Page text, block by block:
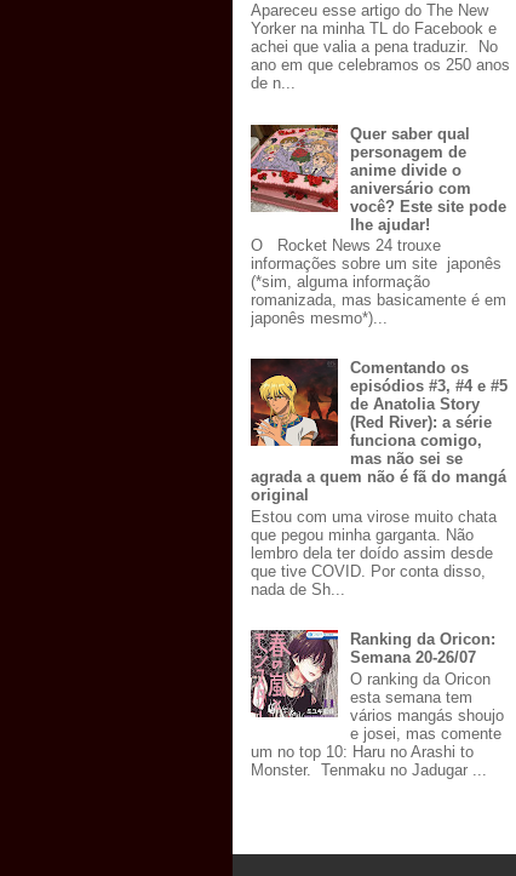
Apareceu esse artigo do The New
Yorker na minha TL do Facebook e
achei que valia a pena traduzir. No
ano em que celebramos os 250 anos
de n...
Quer saber qual
personagem de
anime divide o
aniversário com
você? Este site pode
lhe ajudar!
O Rocket News 24 trouxe
informações sobre um site japonês
(*sim, alguma informação
romanizada, mas basicamente é em
japonês mesmo*)...
Comentando os
episódios #3, #4 e #5
de Anatolia Story
(Red River): a série
funciona comigo,
mas não sei se
agrada a quem não é fã do mangá
original
Estou com uma virose muito chata
que pegou minha garganta. Não
lembro dela ter doído assim desde
que tive COVID. Por conta disso,
nada de Sh...
Ranking da Oricon:
Semana 20-26/07
O ranking da Oricon
esta semana tem
vários mangás shoujo
e josei, mas comente
um no top 10: Haru no Arashi to
Monster. Tenmaku no Jadugar ...